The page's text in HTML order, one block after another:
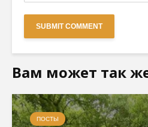
Вам может так
ПОСТЫ